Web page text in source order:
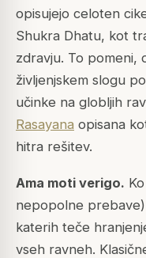
opisujejo celoten
Shukra Dhatu, kot
zdravju. To pomeni,
življenjskem slogu
učinke na globljih
Rasayana opisana
hitra rešitev.
Ama moti verigo.
nepopolne
katerih teče
vseh ravneh.